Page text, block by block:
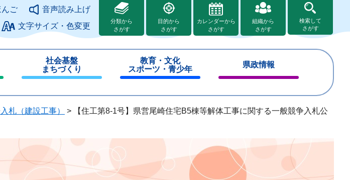
ジの本文へ
ご
音声読み上げ
文字サイズ・色変更
分類から
さがす
目的から
さがす
カレンダーから
さがす
組織から
さがす
検索して
さがす
社会基盤
まちづくり
じ
る
教育・文化
スポーツ・青少年
じ
る
県政情報
じ
る
札（建設工事） >
【住工第8-1号】県営尾崎住宅B5棟等解体工事に関する一般競争入札公